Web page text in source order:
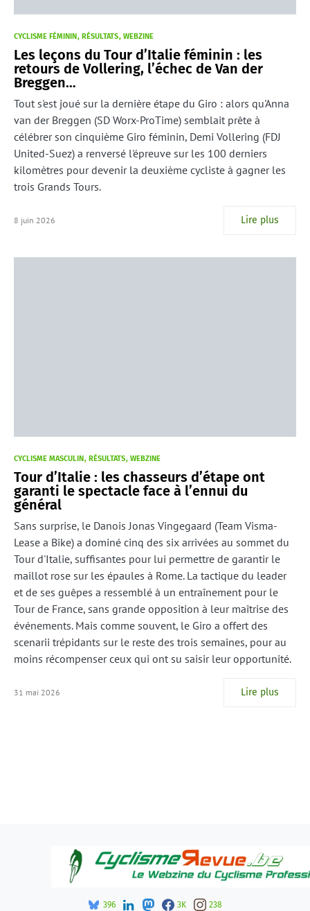
CYCLISME FÉMININ RÉSULTATS WEBZINE
Les leçons du Tour d’Italie féminin : les
retours de Vollering, l’échec de Van der
Breggen…
Tout s'est joué sur la dernière étape du Giro : alors qu'Anna
van der Breggen (SD Worx-ProTime) semblait prête à
célébrer son cinquième Giro féminin, Demi Vollering (FDJ
United-Suez) a renversé l'épreuve sur les 100 derniers
kilomètres pour devenir la deuxième cycliste à gagner les
trois Grands Tours.
8 juin 2026 Lire plus
CYCLISME MASCULIN RÉSULTATS WEBZINE
Tour d’Italie : les chasseurs d’étape ont
garanti le spectacle face à l’ennui du
général
Sans surprise, le Danois Jonas Vingegaard (Team Visma-
Lease a Bike) a dominé cinq des six arrivées au sommet du
Tour d'Italie, suffisantes pour lui permettre de garantir le
maillot rose sur les épaules à Rome. La tactique du leader
et de ses guêpes a ressemblé à un entraînement pour le
Tour de France, sans grande opposition à leur maîtrise des
événements. Mais comme souvent, le Giro a offert des
scenarii trépidants sur le reste des trois semaines, pour au
moins récompenser ceux qui ont su saisir leur opportunité.
31 mai 2026 Lire plus
396 3K 238